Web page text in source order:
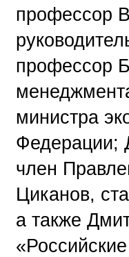
профессор
профессор
министра
Федерации;
член
Циканов,
а также